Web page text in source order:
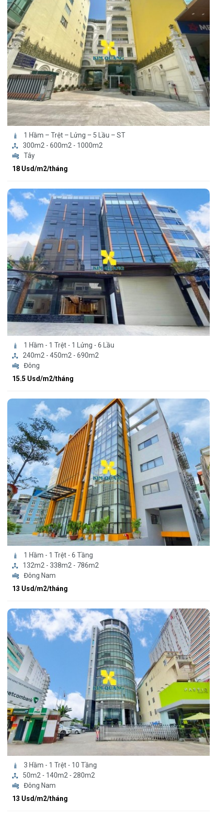
1 Hầm – Trệt – Lửng – 5 Lầu – ST
300m2 - 600m2 - 1000m2
Tây
18 Usd/m2/tháng
1 Hầm - 1 Trệt - 1 Lửng - 6 Lầu
240m2 - 450m2 - 690m2
Đông
15.5 Usd/m2/tháng
1 Hầm - 1 Trệt - 6 Tầng
132m2 - 338m2 - 786m2
Đông Nam
13 Usd/m2/tháng
3 Hầm - 1 Trệt - 10 Tầng
50m2 - 140m2 - 280m2
Đông Nam
13 Usd/m2/tháng